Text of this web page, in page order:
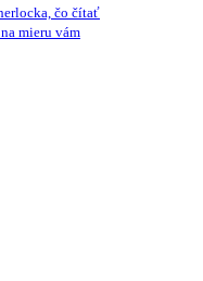
čo čítať
mieru vám